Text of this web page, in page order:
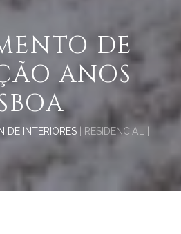
DE
ANOS
DE INTERIORES
| RESIDENCIAL |